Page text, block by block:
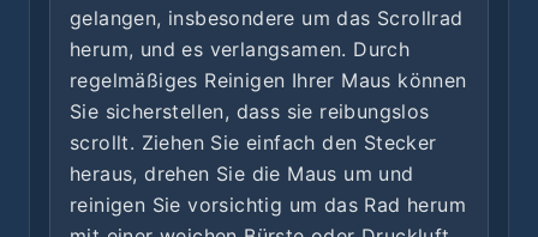
gelangen, insbesondere um das Scrollrad
herum, und es verlangsamen. Durch
regelmäßiges Reinigen Ihrer Maus können
Sie sicherstellen, dass sie reibungslos
scrollt. Ziehen Sie einfach den Stecker
heraus, drehen Sie die Maus um und
reinigen Sie vorsichtig um das Rad herum